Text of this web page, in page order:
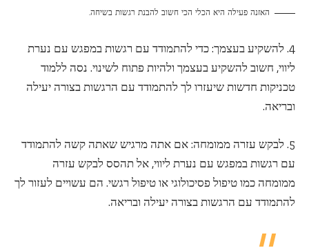
האזנה פעילה היא הכלי הכי חשוב להבנת רגשות בשיחה.
4. להשקיע בעצמך: כדי להתמודד עם רגשות במפגש עם נערת
ליווי, חשוב להשקיע בעצמך ולהיות פתוח לשינוי. נסה ללמוד
טכניקות חדשות שיעזרו לך להתמודד עם הרגשות בצורה יעילה
ובריאה.
5. לבקש עזרה ממומחה: אם אתה מרגיש שאתה קשה להתמודד
עם רגשות במפגש עם נערת ליווי, אל תהסס לבקש עזרה
ממומחה כמו טיפול פסיכולוגי או טיפול רגשי. הם עשויים לעזור לך
להתמודד עם הרגשות בצורה יעילה ובריאה.